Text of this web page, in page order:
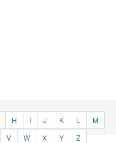
H I J K L
M
V W X Y Z